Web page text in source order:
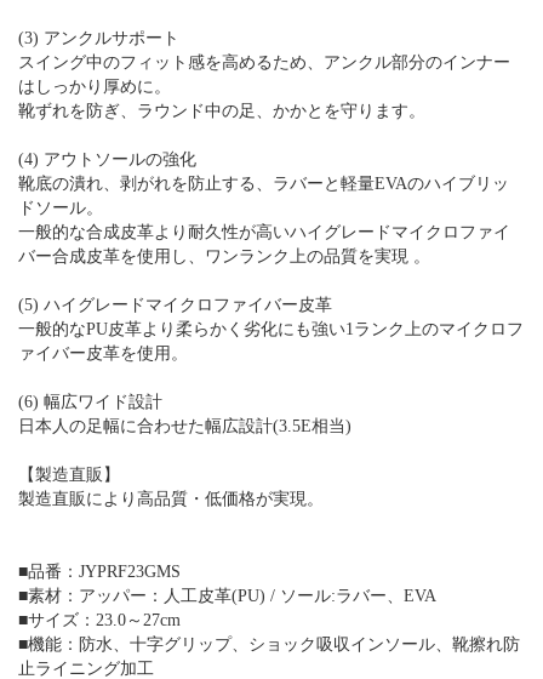
(3) アンクルサポート
スイング中のフィット感を高めるため、アンクル部分のインナー
はしっかり厚めに。
靴ずれを防ぎ、ラウンド中の足、かかとを守ります。
(4) アウトソールの強化
靴底の潰れ、剥がれを防止する、ラバーと軽量EVAのハイブリッ
ドソール。
一般的な合成皮革より耐久性が高いハイグレードマイクロファイ
バー合成皮革を使用し、ワンランク上の品質を実現 。
(5) ハイグレードマイクロファイバー皮革
一般的なPU皮革より柔らかく劣化にも強い1ランク上のマイクロフ
ァイバー皮革を使用。
(6) 幅広ワイド設計
日本人の足幅に合わせた幅広設計(3.5E相当)
【製造直販】
製造直販により高品質・低価格が実現。
■品番：JYPRF23GMS
■素材：アッパー：人工皮革(PU) / ソール:ラバー、EVA
■サイズ：23.0～27cm
■機能：防水、十字グリップ、ショック吸収インソール、靴擦れ防
止ライニング加工